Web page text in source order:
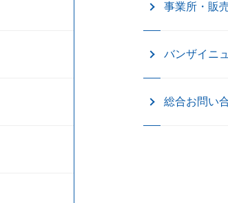
事業所・販
バンザイニ
総合お問い